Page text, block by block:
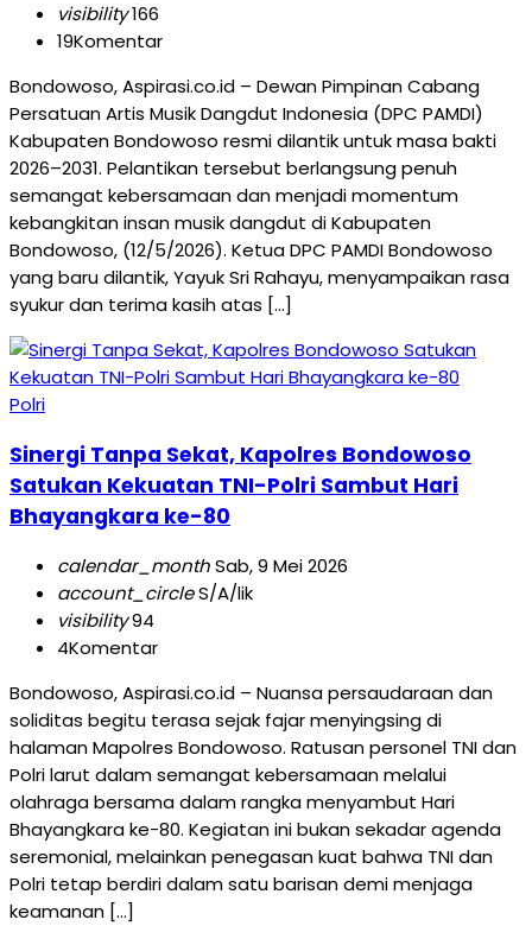
visibility166
19Komentar
Bondowoso, Aspirasi.co.id – Dewan Pimpinan Cabang
Persatuan Artis Musik Dangdut Indonesia (DPC PAMDI)
Kabupaten Bondowoso resmi dilantik untuk masa bakti
2026–2031. Pelantikan tersebut berlangsung penuh
semangat kebersamaan dan menjadi momentum
kebangkitan insan musik dangdut di Kabupaten
Bondowoso, (12/5/2026). Ketua DPC PAMDI Bondowoso
yang baru dilantik, Yayuk Sri Rahayu, menyampaikan rasa
syukur dan terima kasih atas […]
Polri
Sinergi Tanpa Sekat, Kapolres Bondowoso
Satukan Kekuatan TNI-Polri Sambut Hari
Bhayangkara ke-80
calendar_monthSab, 9 Mei 2026
account_circleS/A/lik
visibility94
4Komentar
Bondowoso, Aspirasi.co.id – Nuansa persaudaraan dan
soliditas begitu terasa sejak fajar menyingsing di
halaman Mapolres Bondowoso. Ratusan personel TNI dan
Polri larut dalam semangat kebersamaan melalui
olahraga bersama dalam rangka menyambut Hari
Bhayangkara ke-80. Kegiatan ini bukan sekadar agenda
seremonial, melainkan penegasan kuat bahwa TNI dan
Polri tetap berdiri dalam satu barisan demi menjaga
keamanan […]